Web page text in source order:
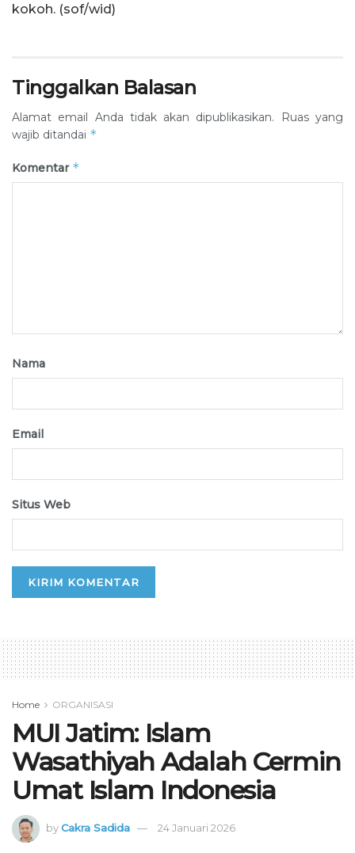
kokoh. (sof/wid)
Tinggalkan Balasan
Alamat email Anda tidak akan dipublikasikan.
Ruas yang
wajib ditandai *
Komentar *
Nama
Email
Situs Web
Home ORGANISASI
MUI Jatim: Islam
Wasathiyah Adalah Cermin
Umat Islam Indonesia
byCakra Sadida 24 Januari 2026